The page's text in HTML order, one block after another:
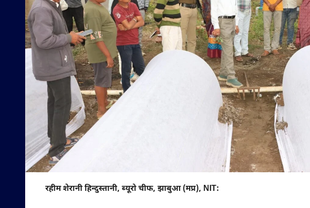
रहीम शेरानी हिन्दुस्तानी, ब्यूरो चीफ, झाबुआ (मप्र), NIT: